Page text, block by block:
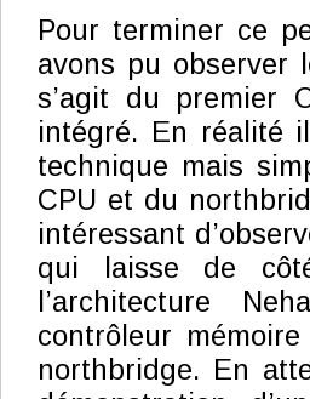
Pour terminer ce
avons pu observer
s’agit du premier
intégré. En réalité
technique mais
CPU et du
intéressant
qui laisse de
l’architecture
contrôleur
northbridge. En